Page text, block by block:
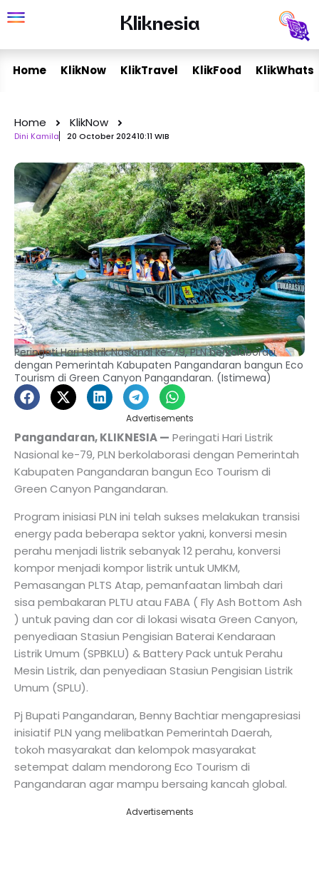
to
Kliknesia
Kliknesia
Home KlikNow KlikTravel KlikFood KlikWhats
Home KlikNow
Dini Kamila 20 October 202410:11 WIB
Peringati Hari Listrik Nasional ke-79, PLN berkolaborasi
dengan Pemerintah Kabupaten Pangandaran bangun Eco
Tourism di Green Canyon Pangandaran. (Istimewa)
Advertisements
Pangandaran, KLIKNESIA — Peringati Hari Listrik
Nasional ke-79, PLN berkolaborasi dengan Pemerintah
Kabupaten Pangandaran bangun Eco Tourism di
Green Canyon Pangandaran.
Program inisiasi PLN ini telah sukses melakukan transisi
energy pada beberapa sektor yakni, konversi mesin
perahu menjadi listrik sebanyak 12 perahu, konversi
kompor menjadi kompor listrik untuk UMKM,
Pemasangan PLTS Atap, pemanfaatan limbah dari
sisa pembakaran PLTU atau FABA ( Fly Ash Bottom Ash
) untuk paving dan cor di lokasi wisata Green Canyon,
penyediaan Stasiun Pengisian Baterai Kendaraan
Listrik Umum (SPBKLU) & Battery Pack untuk Perahu
Mesin Listrik, dan penyediaan Stasiun Pengisian Listrik
Umum (SPLU).
Pj Bupati Pangandaran, Benny Bachtiar mengapresiasi
inisiatif PLN yang melibatkan Pemerintah Daerah,
tokoh masyarakat dan kelompok masyarakat
setempat dalam mendorong Eco Tourism di
Pangandaran agar mampu bersaing kancah global.
Advertisements